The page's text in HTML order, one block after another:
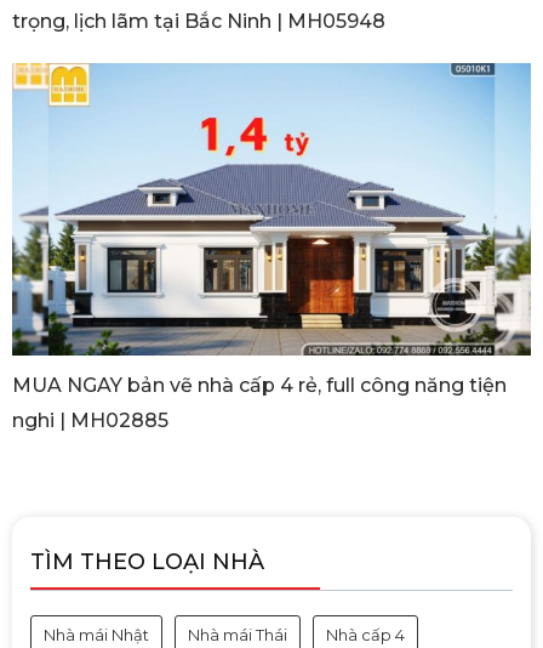
trọng, lịch lãm tại Bắc Ninh | MH05948
MUA NGAY bản vẽ nhà cấp 4 rẻ, full công năng tiện
nghi | MH02885
TÌM THEO LOẠI NHÀ
Nhà mái Nhật Nhà mái Thái Nhà cấp 4